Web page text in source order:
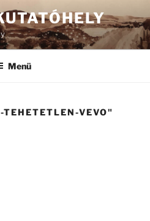
Menü
VEVO"